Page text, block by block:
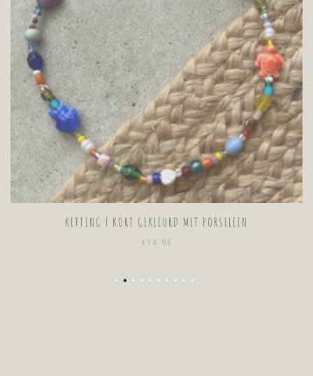
KETTING | KORT GEKLEURD MET PORSELEIN
€ 14.95